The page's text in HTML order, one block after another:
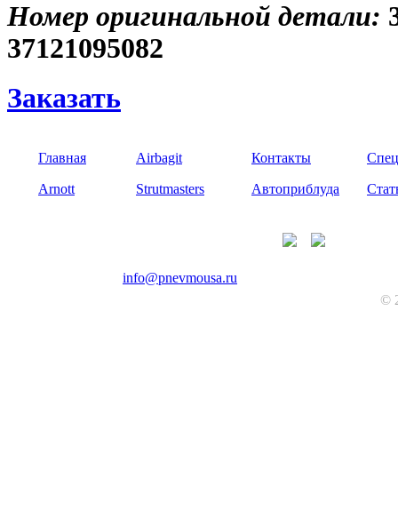
Номер оригинальной детали:
37121095082
Заказать
Главная Airbagit Контакты
Arnott Strutmasters Автоприблуда
info@pnevmousa.ru
©